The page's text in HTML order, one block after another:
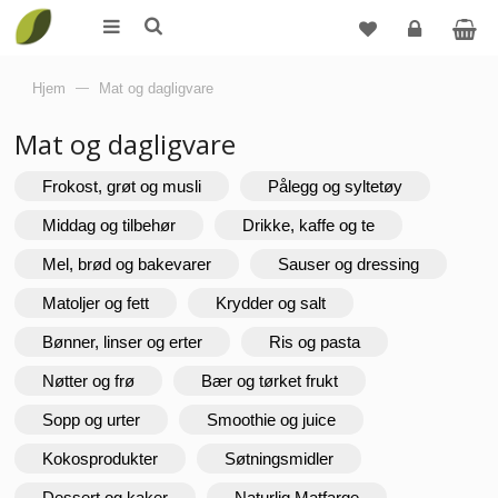
Hjem — Mat og dagligvare
Mat og dagligvare
Frokost, grøt og musli Pålegg og syltetøy
Middag og tilbehør Drikke, kaffe og te
Mel, brød og bakevarer Sauser og dressing
Matoljer og fett Krydder og salt
Bønner, linser og erter Ris og pasta
Nøtter og frø Bær og tørket frukt
Sopp og urter Smoothie og juice
Kokosprodukter Søtningsmidler